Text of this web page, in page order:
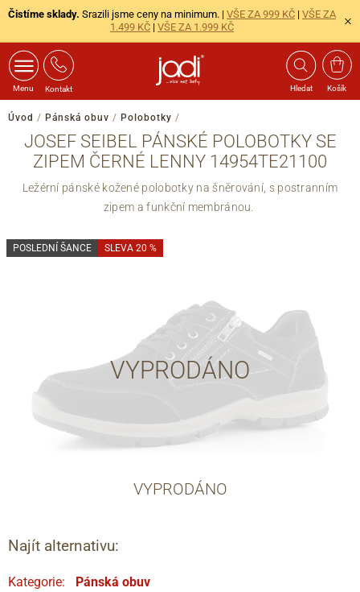
Čistíme sklady. Srazili jsme ceny na minimum. | VŠE ZA 999 KČ | VŠE ZA
1.499 KČ | VŠE ZA 1.999 KČ
Menu Kontakt Hledat Košík
Úvod / Pánská obuv / Polobotky /
JOSEF SEIBEL PÁNSKÉ POLOBOTKY SE
ZIPEM ČERNÉ LENNY 14954TE21100
Ležérní pánské kožené polobotky na šněrování, s postranním
zipem a funkční membránou.
VYPRODÁNO
POSLEDNÍ ŠANCE SLEVA 20 %
VYPRODÁNO
Najít alternativu:
Kategorie:
Pánská obuv